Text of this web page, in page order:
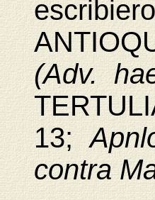
(Adv.
13;
contra